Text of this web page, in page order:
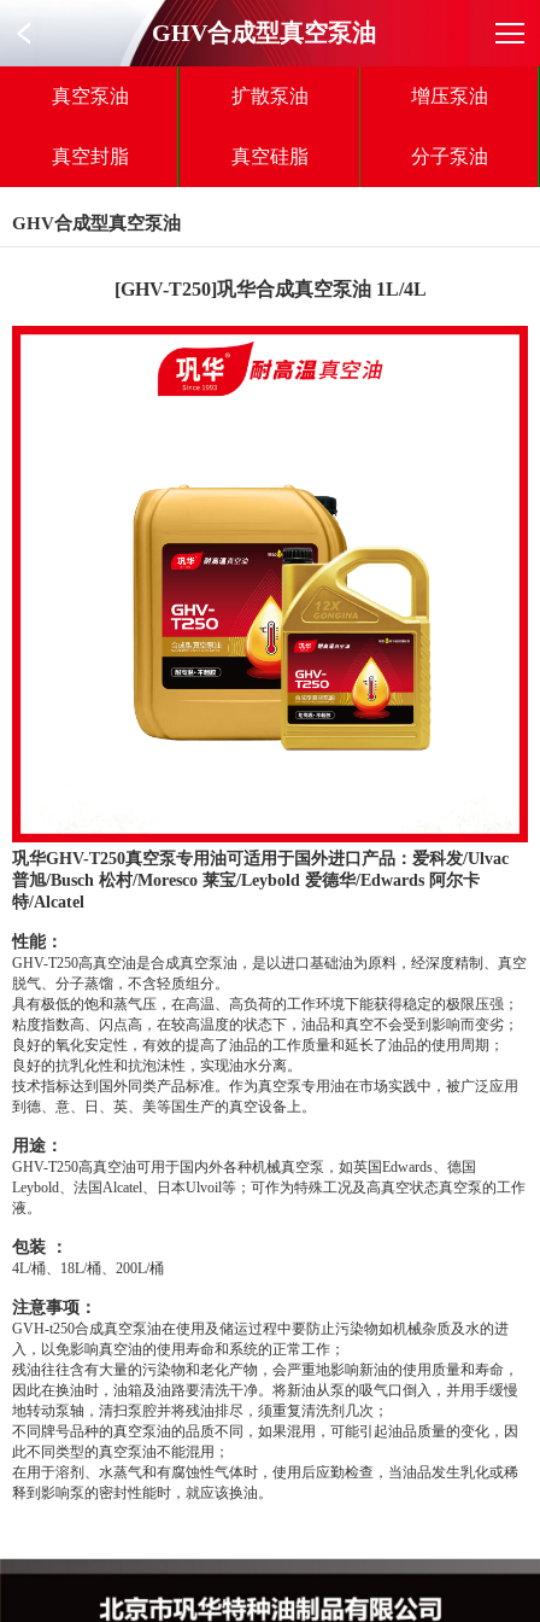
GHV合成型真空泵油
真空泵油 扩散泵油 增压泵油
真空封脂 真空硅脂 分子泵油
GHV合成型真空泵油
[GHV-T250]巩华合成真空泵油 1L/4L
巩华GHV-T250真空泵专用油可适用于国外进口产品：爱科发/Ulvac
普旭/Busch 松村/Moresco 莱宝/Leybold 爱德华/Edwards 阿尔卡
特/Alcatel
性能：
GHV-T250高真空油是合成真空泵油，是以进口基础油为原料，经深度精制、真空
脱气、分子蒸馏，不含轻质组分。
具有极低的饱和蒸气压，在高温、高负荷的工作环境下能获得稳定的极限压强；
粘度指数高、闪点高，在较高温度的状态下，油品和真空不会受到影响而变劣；
良好的氧化安定性，有效的提高了油品的工作质量和延长了油品的使用周期；
良好的抗乳化性和抗泡沫性，实现油水分离。
技术指标达到国外同类产品标准。作为真空泵专用油在市场实践中，被广泛应用
到德、意、日、英、美等国生产的真空设备上。
用途：
GHV-T250高真空油可用于国内外各种机械真空泵，如英国Edwards、德国
Leybold、法国Alcatel、日本Ulvoil等；可作为特殊工况及高真空状态真空泵的工作
液。
包装 ：
4L/桶、18L/桶、200L/桶
注意事项：
GVH-t250合成真空泵油在使用及储运过程中要防止污染物如机械杂质及水的进
入，以免影响真空油的使用寿命和系统的正常工作；
残油往往含有大量的污染物和老化产物，会严重地影响新油的使用质量和寿命，
因此在换油时，油箱及油路要清洗干净。将新油从泵的吸气口倒入，并用手缓慢
地转动泵轴，清扫泵腔并将残油排尽，须重复清洗剂几次；
不同牌号品种的真空泵油的品质不同，如果混用，可能引起油品质量的变化，因
此不同类型的真空泵油不能混用；
在用于溶剂、水蒸气和有腐蚀性气体时，使用后应勤检查，当油品发生乳化或稀
释到影响泵的密封性能时，就应该换油。